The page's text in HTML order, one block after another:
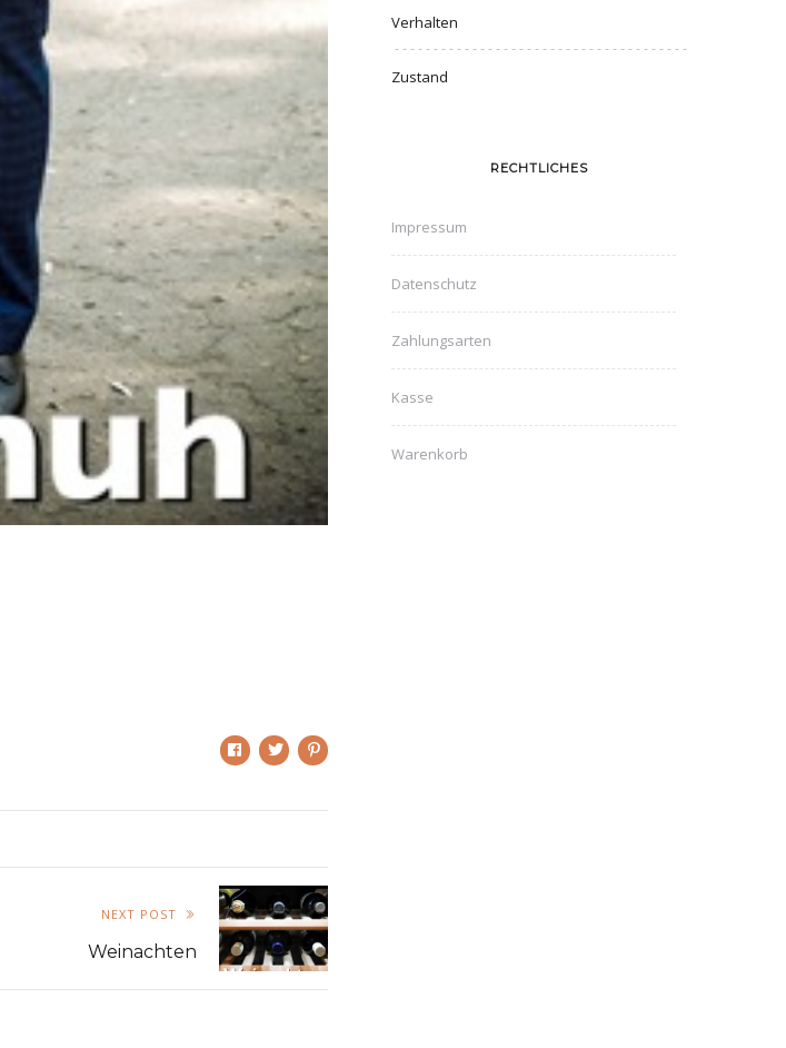
NEXT POST
Weinachten
Verhalten
Zustand
RECHTLICHES
Impressum
Datenschutz
Zahlungsarten
Kasse
Warenkorb